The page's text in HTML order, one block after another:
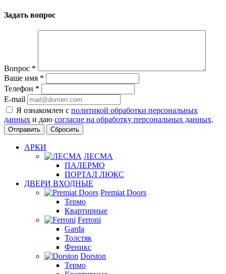
Задать вопрос
Вопрос *
Ваше имя *
Телефон *
E-mail
Я ознакомлен с политикой обработки персональных
данных и даю согласие на обработку персональных данных.
Сбросить
АРКИ
ЛЕСМА
ПАЛЕРМО
ПОРТАЛ ЛЮКС
ДВЕРИ ВХОДНЫЕ
Premiat Doors
Термо
Квартирные
Ferroni
Garda
Толстяк
Феникс
Dorston
Термо